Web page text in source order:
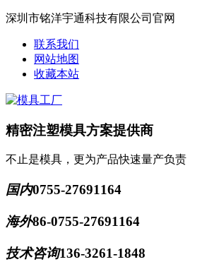
深圳市铭洋宇通科技有限公司官网
联系我们
网站地图
收藏本站
精密注塑模具方案提供商
不止是模具，更为产品快速量产负责
国内0755-27691164
海外86-0755-27691164
技术咨询136-3261-1848